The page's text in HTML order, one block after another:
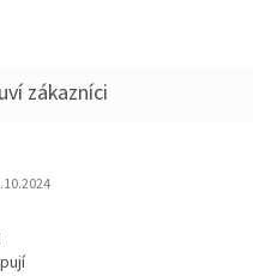
obchodu je 5 z 5 hvězdiček.